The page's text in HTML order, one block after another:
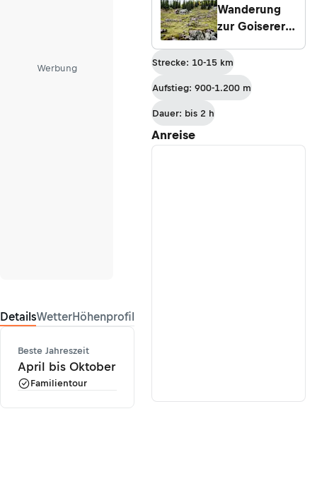
Werbung
DetailsWetterHöhenprofil
Beste Jahreszeit
April bis Oktober
Familientour
Oberösterreich
Wanderung
zur Goiserer
Gosau
Strecke: 10-15 km
Aufstieg: 900-1.200 m
Dauer: bis 2 h
Anreise